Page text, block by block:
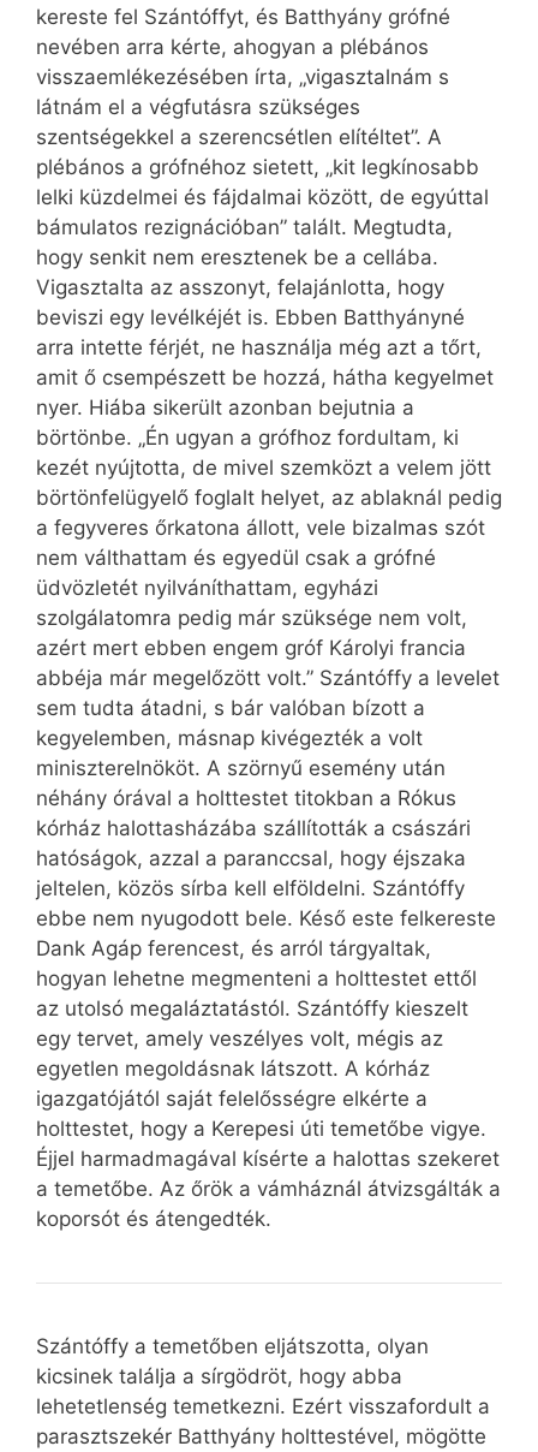
kereste fel Szántóffyt, és Batthyány grófné
nevében arra kérte, ahogyan a plébános
visszaemlékezésében írta, „vigasztalnám s
látnám el a végfutásra szükséges
szentségekkel a szerencsétlen elítéltet”. A
plébános a grófnéhoz sietett, „kit legkínosabb
lelki küzdelmei és fájdalmai között, de egyúttal
bámulatos rezignációban” talált. Megtudta,
hogy senkit nem eresztenek be a cellába.
Vigasztalta az asszonyt, felajánlotta, hogy
beviszi egy levélkéjét is. Ebben Batthyányné
arra intette férjét, ne használja még azt a tőrt,
amit ő csempészett be hozzá, hátha kegyelmet
nyer. Hiába sikerült azonban bejutnia a
börtönbe. „Én ugyan a grófhoz fordultam, ki
kezét nyújtotta, de mivel szemközt a velem jött
börtönfelügyelő foglalt helyet, az ablaknál pedig
a fegyveres őrkatona állott, vele bizalmas szót
nem válthattam és egyedül csak a grófné
üdvözletét nyilváníthattam, egyházi
szolgálatomra pedig már szüksége nem volt,
azért mert ebben engem gróf Károlyi francia
abbéja már megelőzött volt.” Szántóffy a levelet
sem tudta átadni, s bár valóban bízott a
kegyelemben, másnap kivégezték a volt
miniszterelnököt. A szörnyű esemény után
néhány órával a holttestet titokban a Rókus
kórház halottasházába szállították a császári
hatóságok, azzal a paranccsal, hogy éjszaka
jeltelen, közös sírba kell elföldelni. Szántóffy
ebbe nem nyugodott bele. Késő este felkereste
Dank Agáp ferencest, és arról tárgyaltak,
hogyan lehetne megmenteni a holttestet ettől
az utolsó megaláztatástól. Szántóffy kieszelt
egy tervet, amely veszélyes volt, mégis az
egyetlen megoldásnak látszott. A kórház
igazgatójától saját felelősségre elkérte a
holttestet, hogy a Kerepesi úti temetőbe vigye.
Éjjel harmadmagával kísérte a halottas szekeret
a temetőbe. Az őrök a vámháznál átvizsgálták a
koporsót és átengedték.
Szántóffy a temetőben eljátszotta, olyan
kicsinek találja a sírgödröt, hogy abba
lehetetlenség temetkezni. Ezért visszafordult a
parasztszekér Batthyány holttestével, mögötte